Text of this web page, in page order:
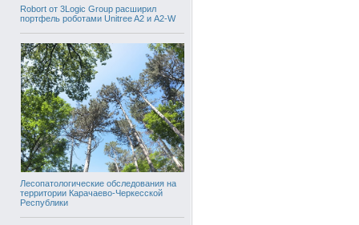
Robort от 3Logic Group расширил
портфель роботами Unitree A2 и A2-W
Лесопатологические обследования на
территории Карачаево-Черкесской
Республики